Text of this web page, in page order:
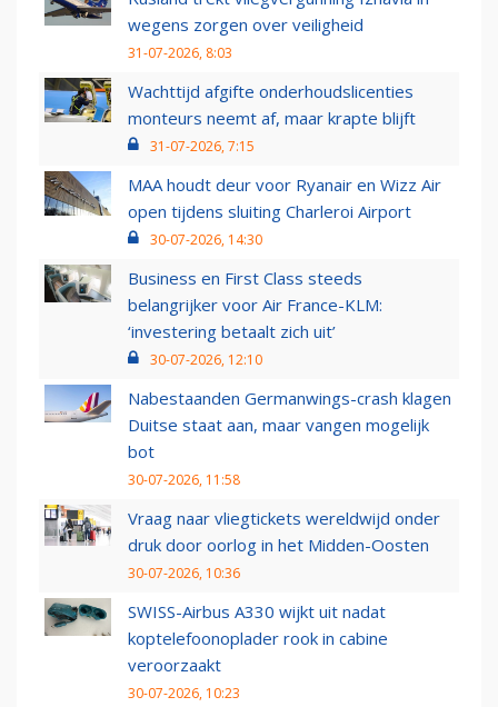
wegens zorgen over veiligheid
31-07-2026, 8:03
Wachttijd afgifte onderhoudslicenties
monteurs neemt af, maar krapte blijft
31-07-2026, 7:15
MAA houdt deur voor Ryanair en Wizz Air
open tijdens sluiting Charleroi Airport
30-07-2026, 14:30
Business en First Class steeds
belangrijker voor Air France-KLM:
‘investering betaalt zich uit’
30-07-2026, 12:10
Nabestaanden Germanwings-crash klagen
Duitse staat aan, maar vangen mogelijk
bot
30-07-2026, 11:58
Vraag naar vliegtickets wereldwijd onder
druk door oorlog in het Midden-Oosten
30-07-2026, 10:36
SWISS-Airbus A330 wijkt uit nadat
koptelefoonoplader rook in cabine
veroorzaakt
30-07-2026, 10:23